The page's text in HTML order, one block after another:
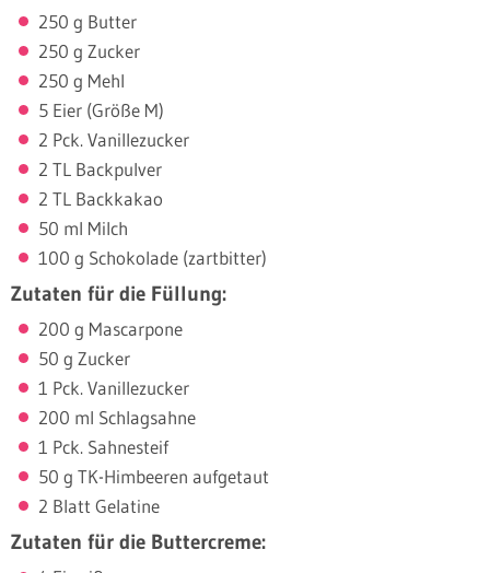
250 g Butter
250 g Zucker
250 g Mehl
5 Eier (Größe M)
2 Pck. Vanillezucker
2 TL Backpulver
2 TL Backkakao
50 ml Milch
100 g Schokolade (zartbitter)
Zutaten für die Füllung:
200 g Mascarpone
50 g Zucker
1 Pck. Vanillezucker
200 ml Schlagsahne
1 Pck. Sahnesteif
50 g TK-Himbeeren aufgetaut
2 Blatt Gelatine
Zutaten für die Buttercreme: